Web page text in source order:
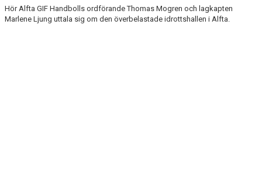
MATCHER
Hör Alfta GIF Handbolls ordförande Thomas Mogren och lagkapten
Marlene Ljung uttala sig om den överbelastade idrottshallen i Alfta.